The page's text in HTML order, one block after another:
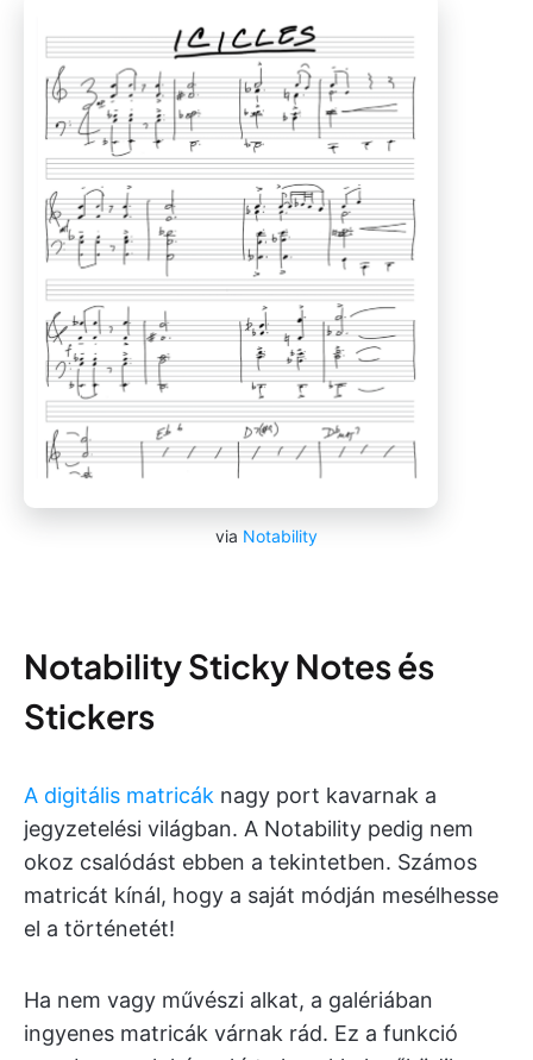
via Notability
Notability Sticky Notes és
Stickers
A digitális matricák nagy port kavarnak a
jegyzetelési világban. A Notability pedig nem
okoz csalódást ebben a tekintetben. Számos
matricát kínál, hogy a saját módján mesélhesse
el a történetét!
Ha nem vagy művészi alkat, a galériában
ingyenes matricák várnak rád. Ez a funkció